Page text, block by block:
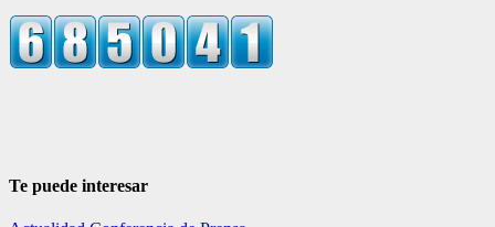
Te puede interesar